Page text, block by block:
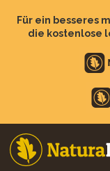
zumFür ein besseres
die kostenlose